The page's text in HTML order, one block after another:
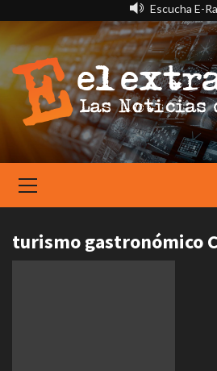
contenido
Escucha E-
Menu
turismo gastronómico